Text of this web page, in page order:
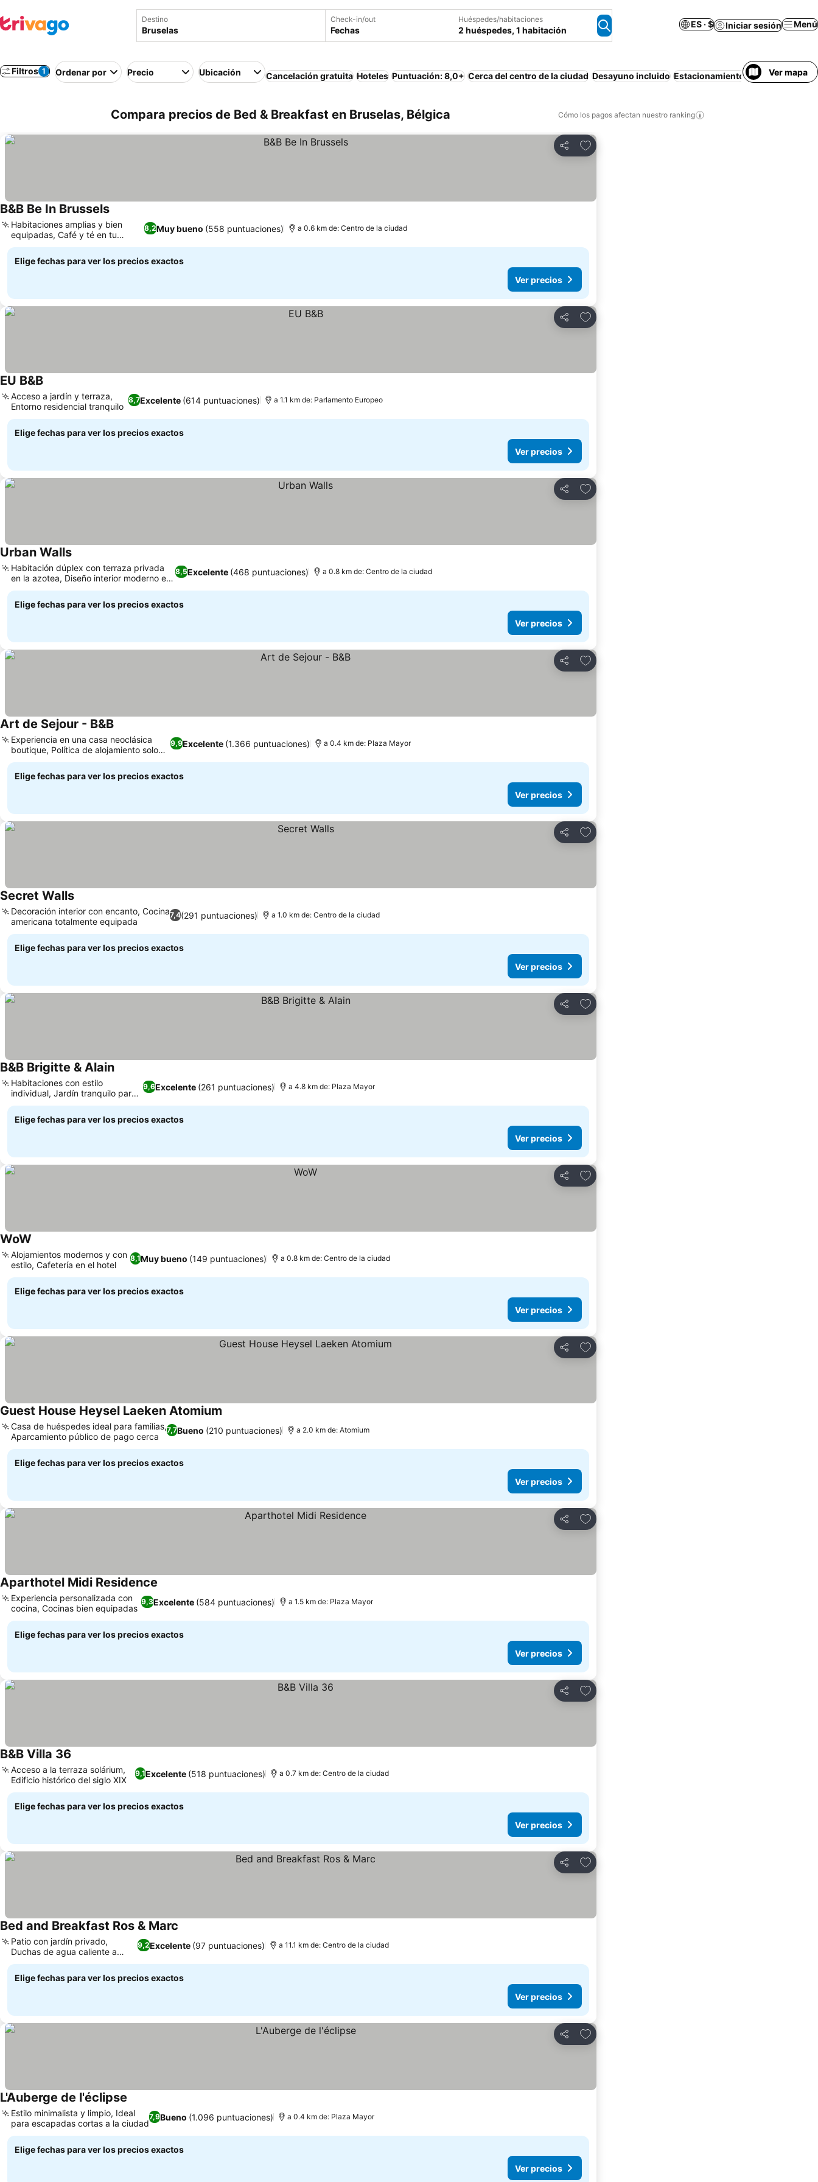
Destino Check-in/out
Fechas
Huéspedes/habitaciones
2 huéspedes, 1 habitación
ES · $ Iniciar sesión Menú
Filtros 1 Ordenar por Precio Ubicación Cancelación gratuita Hoteles Puntuación: 8,0+ Cerca del centro de la ciudad Desayuno incluido Estacionamiento Apartamento
Ver mapa
Compara precios de Bed & Breakfast en Bruselas, Bélgica Cómo los pagos afectan nuestro ranking
Compartir
Agregar a favoritos
B&B Be In Brussels
8,2Muy bueno (558 puntuaciones)
Habitaciones amplias y bien
equipadas, Café y té en tu
habitación
a 0.6 km de: Centro de la ciudad
Elige fechas para ver los precios exactos
Ver precios
Compartir
Agregar a favoritos
EU B&B
8,7Excelente (614 puntuaciones)
Acceso a jardín y terraza,
Entorno residencial tranquilo
a 1.1 km de: Parlamento Europeo
Elige fechas para ver los precios exactos
Ver precios
Compartir
Agregar a favoritos
Urban Walls
8,5Excelente (468 puntuaciones)
Habitación dúplex con terraza privada
en la azotea, Diseño interior moderno e
inspirador
a 0.8 km de: Centro de la ciudad
Elige fechas para ver los precios exactos
Ver precios
Compartir
Agregar a favoritos
Art de Sejour - B&B
9,9Excelente (1.366 puntuaciones)
Experiencia en una casa neoclásica
boutique, Política de alojamiento solo
para adultos
a 0.4 km de: Plaza Mayor
Elige fechas para ver los precios exactos
Ver precios
Compartir
Agregar a favoritos
Secret Walls
7,4(291 puntuaciones)
Decoración interior con encanto, Cocina
americana totalmente equipada
a 1.0 km de: Centro de la ciudad
Elige fechas para ver los precios exactos
Ver precios
Compartir
Agregar a favoritos
B&B Brigitte & Alain
9,6Excelente (261 puntuaciones)
Habitaciones con estilo
individual, Jardín tranquilo para
relajarte
a 4.8 km de: Plaza Mayor
Elige fechas para ver los precios exactos
Ver precios
Compartir
Agregar a favoritos
WoW
8,1Muy bueno (149 puntuaciones)
Alojamientos modernos y con
estilo, Cafetería en el hotel
a 0.8 km de: Centro de la ciudad
Elige fechas para ver los precios exactos
Ver precios
Compartir
Agregar a favoritos
Guest House Heysel Laeken Atomium
7,7Bueno (210 puntuaciones)
Casa de huéspedes ideal para familias,
Aparcamiento público de pago cerca
a 2.0 km de: Atomium
Elige fechas para ver los precios exactos
Ver precios
Compartir
Agregar a favoritos
Aparthotel Midi Residence
9,3Excelente (584 puntuaciones)
Experiencia personalizada con
cocina, Cocinas bien equipadas
a 1.5 km de: Plaza Mayor
Elige fechas para ver los precios exactos
Ver precios
Compartir
Agregar a favoritos
B&B Villa 36
9,1Excelente (518 puntuaciones)
Acceso a la terraza solárium,
Edificio histórico del siglo XIX
a 0.7 km de: Centro de la ciudad
Elige fechas para ver los precios exactos
Ver precios
Compartir
Agregar a favoritos
Bed and Breakfast Ros & Marc
9,2Excelente (97 puntuaciones)
Patio con jardín privado,
Duchas de agua caliente a
presión
a 11.1 km de: Centro de la ciudad
Elige fechas para ver los precios exactos
Ver precios
Compartir
Agregar a favoritos
L'Auberge de l'éclipse
7,9Bueno (1.096 puntuaciones)
Estilo minimalista y limpio, Ideal
para escapadas cortas a la ciudad
a 0.4 km de: Plaza Mayor
Elige fechas para ver los precios exactos
Ver precios